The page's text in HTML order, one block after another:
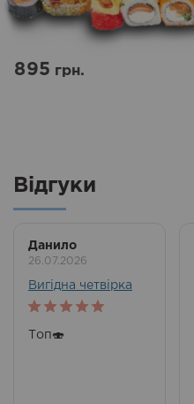
895грн.
Відгуки
Данило
26.07.2026
Вигідна четвірка
5out of 5
Топ🍣